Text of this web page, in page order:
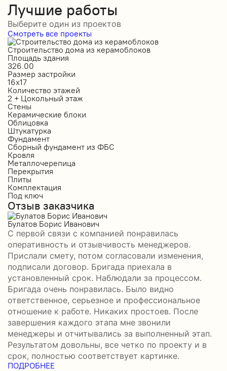
Лучшие работы
Выберите один из проектов
Смотреть все проекты
Строительство дома из керамоблоков
Площадь здания
326.00
Размер застройки
16х17
Количество этажей
2 + Цокольный этаж
Стены
Керамические блоки
Облицовка
Штукатурка
Фундамент
Сборный фундамент из ФБС
Кровля
Металлочерепица
Перекрытия
Плиты
Комплектация
Под ключ
Отзыв заказчика
Булатов Борис Иванович
С первой связи с компанией понравилась
оперативность и отзывчивость менеджеров.
Прислали смету, потом согласовали изменения,
подписали договор. Бригада приехала в
установленный срок. Наблюдали за процессом.
Бригада очень понравилась. Было видно
ответственное, серьезное и профессиональное
отношение к работе. Никаких простоев. После
завершения каждого этапа мне звонили
менеджеры и отчитывались за выполненный этап.
Результатом довольны, все четко по проекту и в
срок, полностью соответствует картинке.
ПОДРОБНЕЕ